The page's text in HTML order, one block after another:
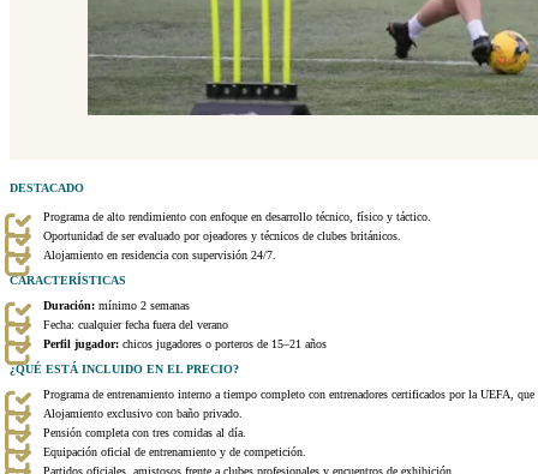
DESTACADO
Programa de alto rendimiento con enfoque en desarrollo técnico, físico y táctico.
Oportunidad de ser evaluado por ojeadores y técnicos de clubes británicos.
Alojamiento en residencia con supervisión 24/7.
CARACTERÍSTICAS
Duración: mínimo 2 semanas
Fecha: cualquier fecha fuera del verano
Perfil jugador: chicos jugadores o porteros de 15–21 años
¿QUÉ ESTÁ INCLUIDO EN EL PRECIO?
Programa de entrenamiento interno a tiempo completo con entrenadores certificados por la UEFA, que
Alojamiento exclusivo con baño privado.
Pensión completa con tres comidas al día.
Equipación oficial de entrenamiento y de competición.